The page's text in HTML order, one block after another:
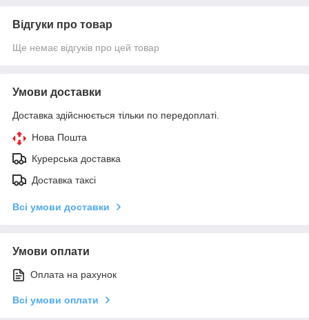
Відгуки про товар
Ще немає відгуків про цей товар
Умови доставки
Доставка здійснюється тільки по передоплаті.
Нова Пошта
Курерська доставка
Доставка таксі
Всі умови доставки
Умови оплати
Оплата на рахунок
Всі умови оплати